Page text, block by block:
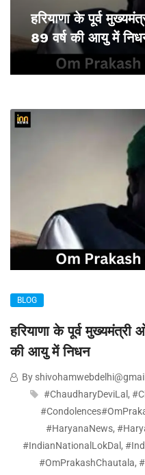
हरियाणा के पूर्व
89 वर्ष की आयु में
BLOG
हरियाणा के पूर्व मुख्यमंत्री
की आयु में निधन
By
#ChaudharyDeviLal ,
#HaryanaNews,
#IndianNationalLokDal ,
#OmPrakashChautala,